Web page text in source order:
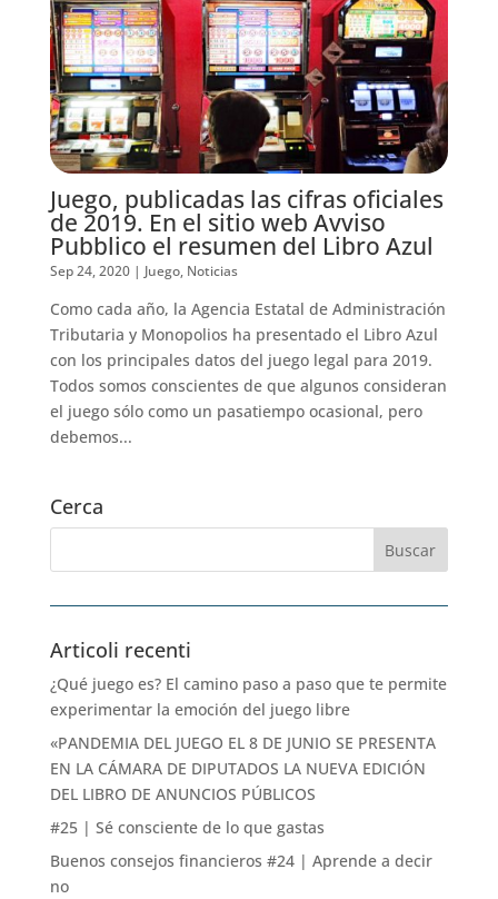
Juego, publicadas las cifras oficiales
de 2019. En el sitio web Avviso
Pubblico el resumen del Libro Azul
Sep 24, 2020| Juego, Noticias
Como cada año, la Agencia Estatal de Administración
Tributaria y Monopolios ha presentado el Libro Azul
con los principales datos del juego legal para 2019.
Todos somos conscientes de que algunos consideran
el juego sólo como un pasatiempo ocasional, pero
debemos...
Cerca
Articoli recenti
¿Qué juego es? El camino paso a paso que te permite
experimentar la emoción del juego libre
«PANDEMIA DEL JUEGO EL 8 DE JUNIO SE PRESENTA
EN LA CÁMARA DE DIPUTADOS LA NUEVA EDICIÓN
DEL LIBRO DE ANUNCIOS PÚBLICOS
#25 | Sé consciente de lo que gastas
Buenos consejos financieros #24 | Aprende a decir
no